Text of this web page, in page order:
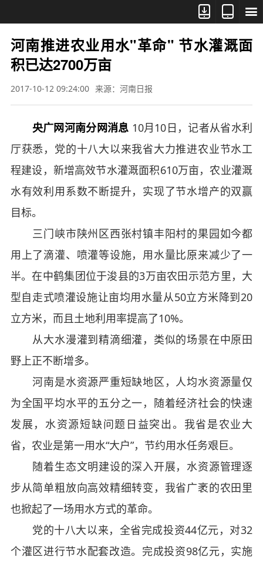



河南推进农业用水"革命" 节水灌溉面
积已达2700万亩
2017-10-12 09:24:00 来源：河南日报
央广网河南分网消息 10月10日，记者从省水利
厅获悉，党的十八大以来我省大力推进农业节水工
程建设，新增高效节水灌溉面积610万亩，农业灌溉
水有效利用系数不断提升，实现了节水增产的双赢
目标。
三门峡市陕州区西张村镇丰阳村的果园如今都
用上了滴灌、喷灌等设施，用水量比原来减少了一
半。在中鹤集团位于浚县的3万亩农田示范方里，大
型自走式喷灌设施让亩均用水量从50立方米降到20
立方米，而且土地利用率提高了10%。
从大水漫灌到精滴细灌，类似的场景在中原田
野上正不断增多。
河南是水资源严重短缺地区，人均水资源量仅
为全国平均水平的五分之一，随着经济社会的快速
发展，水资源短缺问题日益突出。我省是农业大
省，农业是第一用水“大户”，节约用水任务艰巨。
随着生态文明建设的深入开展，水资源管理逐
步从简单粗放向高效精细转变，我省广袤的农田里
也掀起了一场用水方式的革命。
党的十八大以来，全省完成投资44亿元，对32
个灌区进行节水配套改造。完成投资98亿元，实施